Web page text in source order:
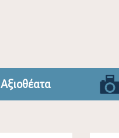
Αξιοθέατα